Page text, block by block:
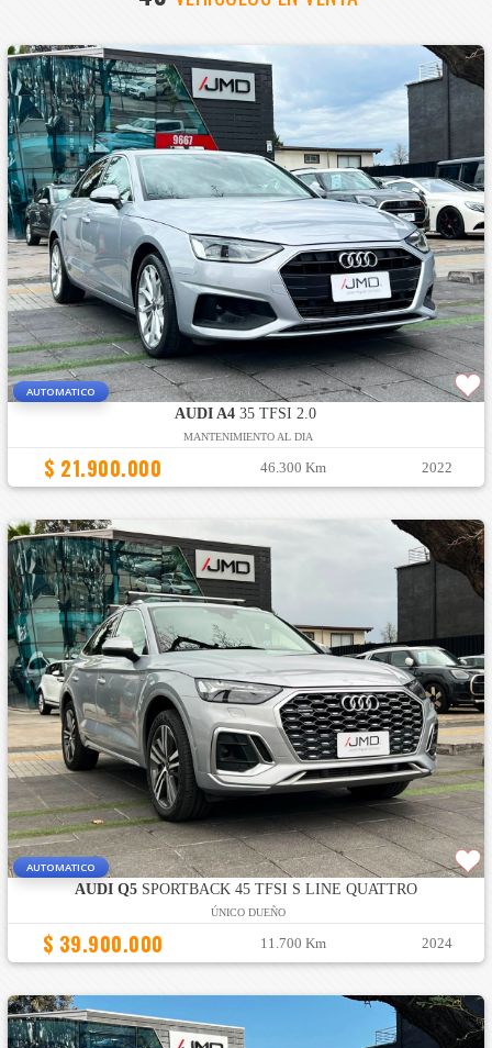
AUTOMATICO
AUDI A4 35 TFSI 2.0
MANTENIMIENTO AL DIA
$ 21.900.000 46.300 Km 2022
AUTOMATICO
AUDI Q5SPORTBACK 45 TFSI S LINE QUATTRO
ÚNICO DUEÑO
$ 39.900.000 11.700 Km 2024